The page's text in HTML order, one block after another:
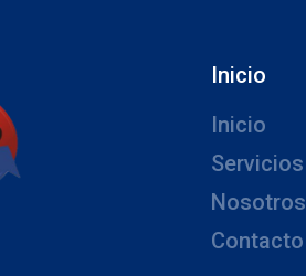
Inicio
Inicio
Servicios
Nosotros
Contacto